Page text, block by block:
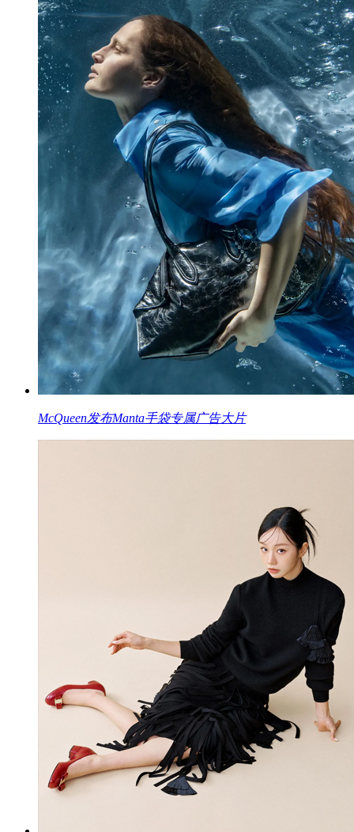
McQueen发布Manta手袋专属广告大片